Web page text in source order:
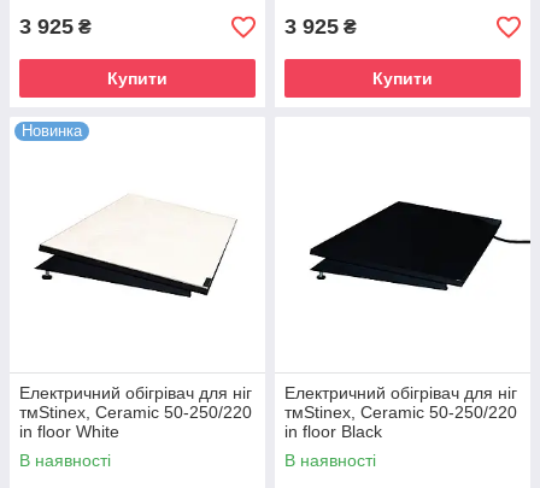
3 925 ₴
Купити
3 925 ₴
Купити
Новинка
Електричний обігрівач для ніг
тмStinex, Ceramic 50-250/220
in floor White
В наявності
Електричний обігрівач для ніг
тмStinex, Ceramic 50-250/220
in floor Black
В наявності